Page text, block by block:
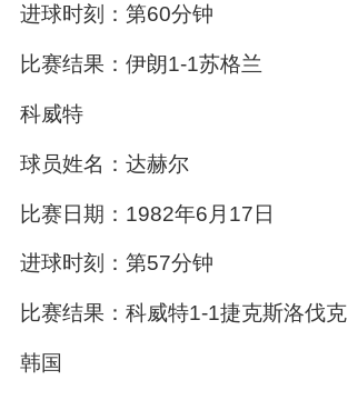
进球时刻：第60分钟
比赛结果：伊朗1-1苏格兰
科威特
球员姓名：达赫尔
比赛日期：1982年6月17日
进球时刻：第57分钟
比赛结果：科威特1-1捷克斯洛伐克
韩国